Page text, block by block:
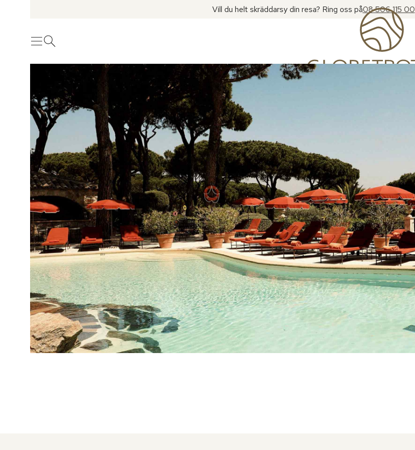
Vill du helt skräddarsy din resa? Ring oss på08 506 115 00
MenyÖppna sök
Se fler bilder